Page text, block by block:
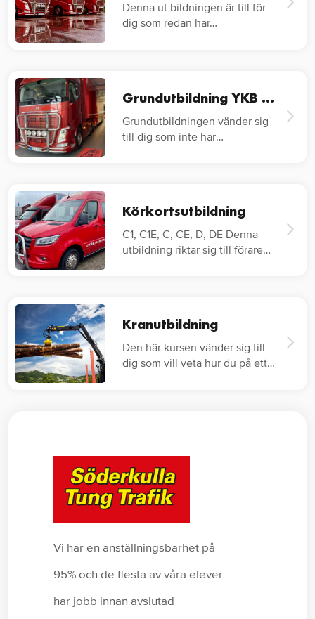
Denna ut bildningen är till för
dig som redan har…
Grundutbildning YKB Lastbil
Grundutbildningen vänder sig
till dig som inte har
Körkortsutbildning
C1, C1E, C, CE, D, DE Denna
utbildning riktar sig till förare
Kranutbildning
Den här kursen vänder sig till
dig som vill veta hur du på ett
Vi har en anställningsbarhet på
95% och de flesta av våra elever
har jobb innan avslutad